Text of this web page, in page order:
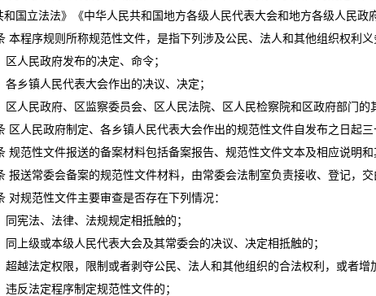
和国立法法》《中华人民共和国地方各级人民代表大会和地方各级人民政
程序规则所称规范性文件，是指下列涉及公民、法人和其他组织权利义
人民政府发布的决定、命令；
乡镇人民代表大会作出的决议、决定；
人民政府、区监察委员会、区人民法院、区人民检察院和区政府部门的
人民政府制定、各乡镇人民代表大会作出的规范性文件自发布之日起三
范性文件报送的备案材料包括备案报告、规范性文件文本及相应说明和
送常委会备案的规范性文件材料，由常委会法制室负责接收、登记，交
规范性文件主要审查是否存在下列情况：
宪法、法律、法规规定相抵触的；
上级或本级人民代表大会及其常委会的决议、决定相抵触的；
越法定权限，限制或者剥夺公民、法人和其他组织的合法权利，或者增
反法定程序制定规范性文件的；